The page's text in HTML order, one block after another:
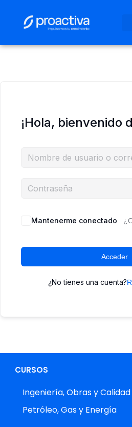
Saltar
¡Hola, bienvenido
Mantenerme conectado
Acceder
¿No tienes una cuenta?
CURSOS
Ingeniería, Obras y Calidad
Petróleo, Gas y Energía